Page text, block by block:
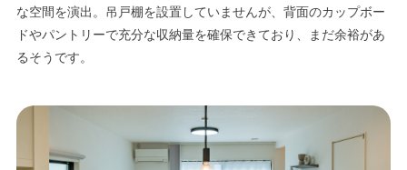
な空間を演出。吊戸棚を設置していませんが、背面のカップボー
ドやパントリーで充分な収納量を確保できており、まだ余裕があ
るそうです。